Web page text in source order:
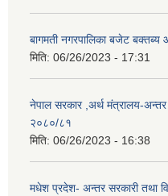
बागमती नगरपालिका बजेट
मिति: 06/26/2023 - 17:31
नेपाल सरकार ,अर्थ मंत्रालय-अन्तर
२०८०/८१
मिति: 06/26/2023 - 16:38
मधेश प्रदेश- अन्तर सरकारी तथा